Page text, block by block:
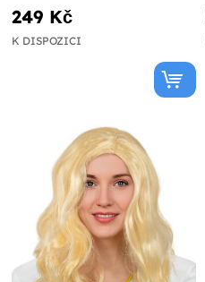
249 Kč
K DISPOZICI